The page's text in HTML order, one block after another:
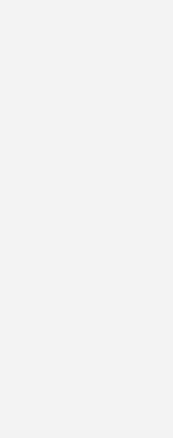
Kein Problem! Klicken